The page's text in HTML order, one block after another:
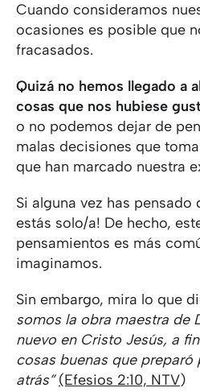
Cuando consideramos
ocasiones es posible que
fracasados.
Quizá no hemos llegado a
cosas que nos hubiese
o no podemos dejar de
malas decisiones que
que han marcado nuestra
Si alguna vez has pensado
estás solo/a! De hecho,
pensamientos es más
imaginamos.
Sin embargo, mira lo que
somos la obra maestra de
nuevo en Cristo Jesús, a
cosas buenas que
atrás”(Efesios 2:10, NTV)